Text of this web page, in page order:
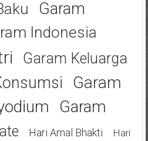
Garam
Indonesia
Garam Keluarga
Garam
Garam
Hari Amal Bhakti Hari